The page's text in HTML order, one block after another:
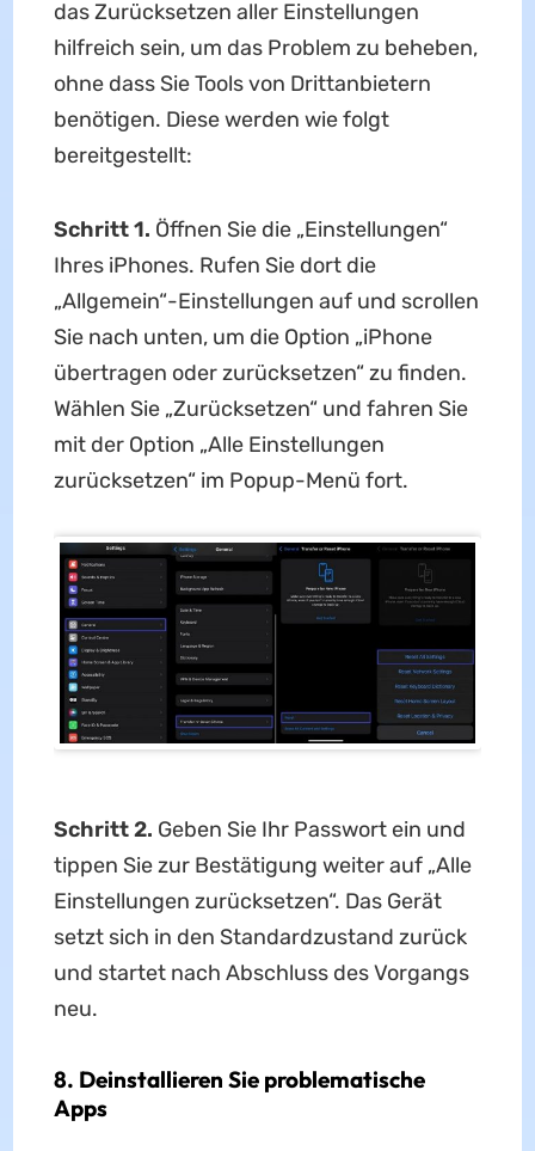
das Zurücksetzen aller Einstellungen
hilfreich sein, um das Problem zu beheben,
ohne dass Sie Tools von Drittanbietern
benötigen. Diese werden wie folgt
bereitgestellt:
Schritt 1. Öffnen Sie die „Einstellungen“
Ihres iPhones. Rufen Sie dort die
„Allgemein“-Einstellungen auf und scrollen
Sie nach unten, um die Option „iPhone
übertragen oder zurücksetzen“ zu finden.
Wählen Sie „Zurücksetzen“ und fahren Sie
mit der Option „Alle Einstellungen
zurücksetzen“ im Popup-Menü fort.
Schritt 2. Geben Sie Ihr Passwort ein und
tippen Sie zur Bestätigung weiter auf „Alle
Einstellungen zurücksetzen“. Das Gerät
setzt sich in den Standardzustand zurück
und startet nach Abschluss des Vorgangs
neu.
8. Deinstallieren Sie problematische
Apps